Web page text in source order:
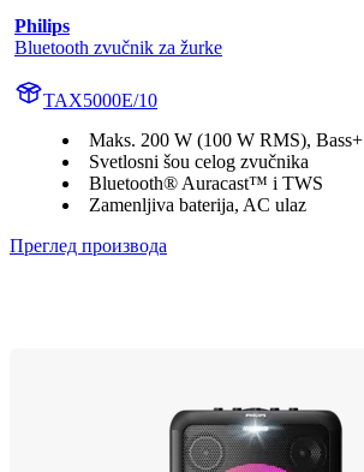
Philips
Bluetooth zvučnik za žurke
TAX5000E/10
Maks. 200 W (100 W RMS), Bass+
Svetlosni šou celog zvučnika
Bluetooth® Auracast™ i TWS
Zamenljiva baterija, AC ulaz
Преглед производа